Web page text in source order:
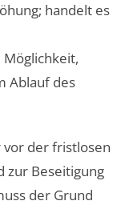
handelt es
Ablauf des
vor der fristlosen
zur Beseitigung
der Grund